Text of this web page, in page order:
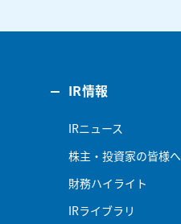
IR情報
IRニュース
株主・投資家の皆様へ
財務ハイライト
IRライブラリ